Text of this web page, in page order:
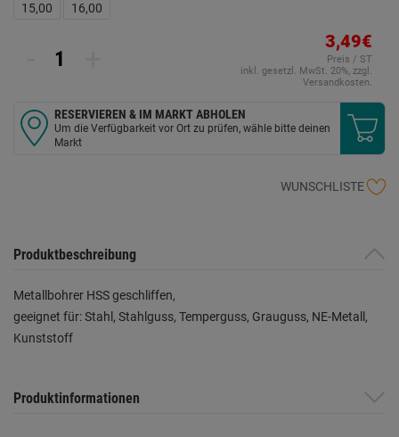
15,00
16,00
3,49€
Preis / ST
inkl. gesetzl. MwSt. 20%, zzgl.
Versandkosten.
RESERVIEREN & IM MARKT ABHOLEN
Um die Verfügbarkeit vor Ort zu prüfen, wähle bitte deinen
Markt
WUNSCHLISTE
Produktbeschreibung
Metallbohrer HSS geschliffen,
geeignet für: Stahl, Stahlguss, Temperguss, Grauguss, NE-Metall,
Kunststoff
Produktinformationen